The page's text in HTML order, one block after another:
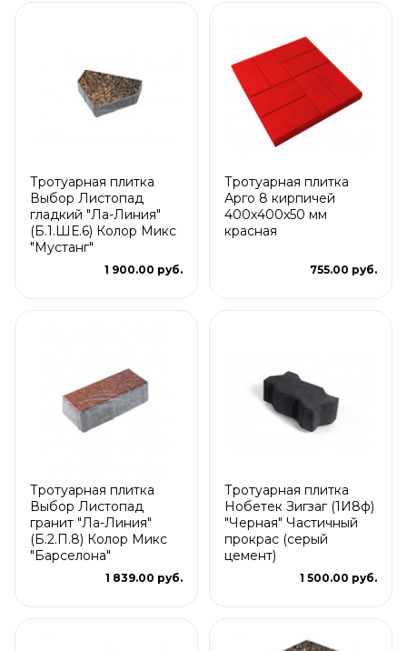
Тротуарная плитка
Выбор Листопад
гладкий "Ла-Линия"
(Б.1.ШЕ.6) Колор Микс
"Мустанг"
1 900.00 руб.
Тротуарная плитка
Арго 8 кирпичей
400x400x50 мм
красная
755.00 руб.
Тротуарная плитка
Выбор Листопад
гранит "Ла-Линия"
(Б.2.П.8) Колор Микс
"Барселона"
1 839.00 руб.
Тротуарная плитка
Нобетек Зигзаг (1И8ф)
"Черная" Частичный
прокрас (серый
цемент)
1 500.00 руб.